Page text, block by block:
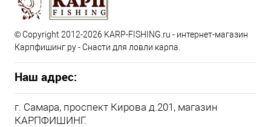
© Copyright 2012-2026 KARP-FISHING.ru - интернет-магазин
Карпфишинг.ру - Снасти для ловли карпа.
Наш адрес:
г. Самара, проспект Кирова д.201, магазин
КАРПФИШИНГ.